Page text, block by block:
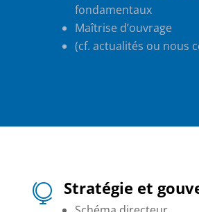
fondamentaux
Maîtrise d’ouvrage
(cf. actualités ou nous
 Stratégie et